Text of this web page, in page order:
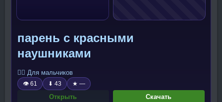
парень с красными
наушниками
🧍‍♂️ Для мальчиков
👁 61 ⬇ 43 ★ —
Открыть Скачать